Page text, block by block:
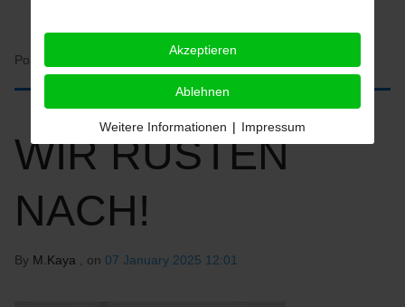
Posted in:
WIR RÜSTEN
NACH!
By M.Kaya , on 07 January 2025 12:01
Akzeptieren
Ablehnen
Weitere Informationen | Impressum